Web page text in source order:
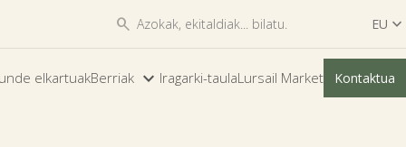
 EU 
ES
EU
elkartuakBerriak  Iragarki-taulaLursail Market Kontaktua